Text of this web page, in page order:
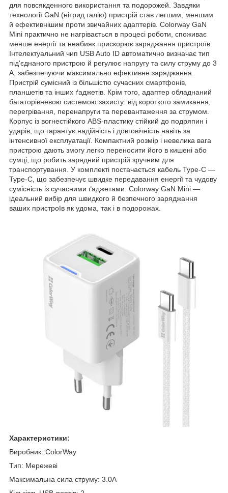
для повсякденного використання та подорожей. Завдяки
технології GaN (нітрид галію) пристрій став легшим, меншим
й ефективнішим проти звичайних адаптерів. Colorway GaN
Mini практично не нагрівається в процесі роботи, споживає
менше енергії та неабияк прискорює заряджання пристроїв.
Інтелектуальний чип USB Auto ID автоматично визначає тип
під'єднаного пристрою й регулює напругу та силу струму до 3
A, забезпечуючи максимально ефективне заряджання.
Пристрій сумісний із більшістю сучасних смартфонів,
планшетів та інших ґаджетів. Крім того, адаптер обладнаний
багаторівневою системою захисту: від короткого замикання,
перегрівання, перенапруги та перевантаження за струмом.
Корпус із вогнестійкого ABS-пластику стійкий до подряпин і
ударів, що гарантує надійність і довговічність навіть за
інтенсивної експлуатації. Компактний розмір і невелика вага
пристрою дають змогу легко переносити його в кишені або
сумці, що робить зарядний пристрій зручним для
транспортування. У комплекті постачається кабель Type-C —
Type-C, що забезпечує швидке передавання енергії та чудову
сумісність із сучасними ґаджетами. Colorway GaN Mini —
ідеальний вибір для швидкого й безпечного заряджання
ваших пристроїв як удома, так і в подорожах.
Характеристики:
Виробник: ColorWay
Тип: Мережеві
Максимальна сила струму: 3.0A